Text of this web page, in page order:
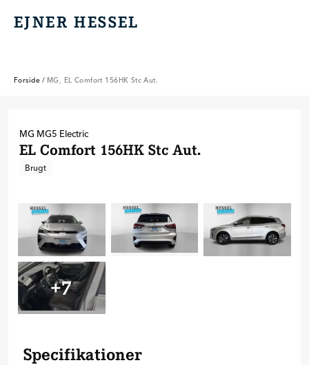
EJNER HESSEL
EJNER HESSEL
Forside / MG, EL Comfort 156HK Stc Aut.
MG MG5 Electric
EL Comfort 156HK Stc Aut.
Brugt
+7
Specifikationer